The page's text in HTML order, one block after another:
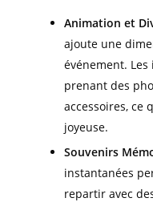
Animation et
ajoute une
événement.
prenant des
accessoires, ce
joyeuse.
Souvenirs
instantanées
repartir avec